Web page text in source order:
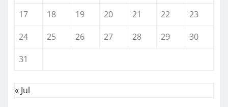
17
18 19 20 21 22
23
24
25 26 27 28 29
30
31
« Jul